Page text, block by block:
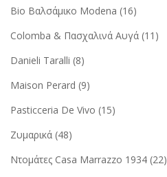
Bio Βαλσάμικο Modena (16)
Colomba & Πασχαλινά Αυγά (11)
Danieli Taralli (8)
Maison Perard (9)
Pasticceria De Vivo (15)
Ζυμαρικά (48)
Ντομάτες Casa Marrazzo 1934 (22)